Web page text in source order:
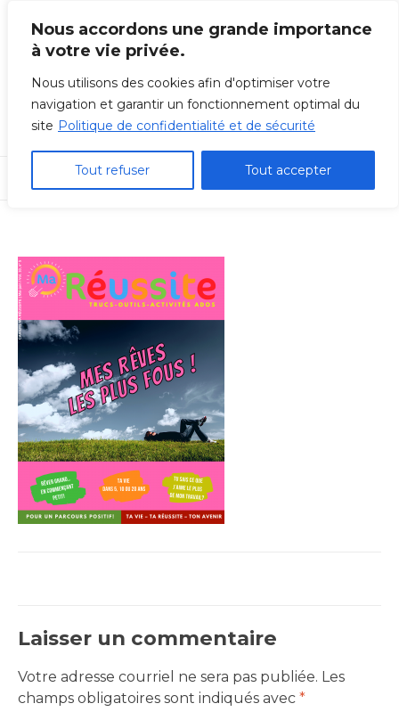
Nous accordons une grande importance
à votre vie privée.
Nous utilisons des cookies afin d'optimiser votre
navigation et garantir un fonctionnement optimal du
site Politique de confidentialité et de sécurité
Tout refuser Tout accepter
content
Laisser un commentaire
Votre adresse courriel ne sera pas publiée. Les
champs obligatoires sont indiqués avec *